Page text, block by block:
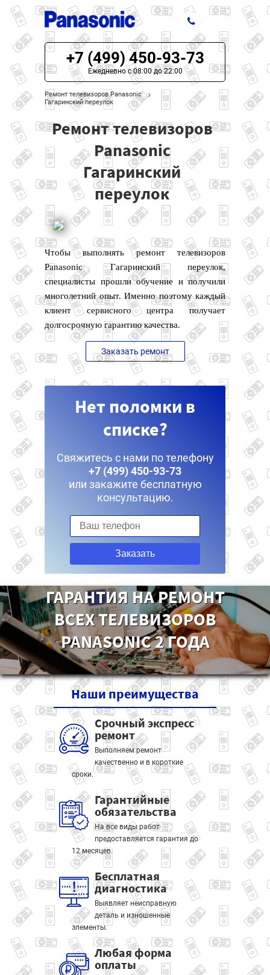
ЦЕНЫ НА РЕМОНТ
О СЕРВИСЕ
МОДЕЛИ PANASONIC
НАШИ КОНТАКТЫ
+7 (499) 450-93-73
Ежедневно с 08:00 до 22:00
Ремонт телевизоров Panasonic
Гагаринский переулок
Ремонт телевизоров
Panasonic
Гагаринский
переулок
Чтобы выполнять ремонт телевизоров
Panasonic Гагаринский переулок,
специалисты прошли обучение и получили
многолетний опыт. Именно поэтому каждый
клиент сервисного центра получает
долгосрочную гарантию качества.
Заказать ремонт
Нет поломки в
списке?
Свяжитесь с нами по телефону
+7 (499) 450-93-73
или закажите бесплатную
консультацию.
Заказать
ГАРАНТИЯ НА РЕМОНТ
ВСЕХ ТЕЛЕВИЗОРОВ
PANASONIC 2 ГОДА
Нашипреимущества
Срочный экспресс
ремонт
Выполняем ремонт
качественно и в короткие
сроки.
Гарантийные
обязательства
На все виды работ
предоставляется гарантия до
12 месяцев.
Бесплатная
диагностика
Выявляет неисправную
деталь и изношенные
элементы.
Любая форма
оплаты